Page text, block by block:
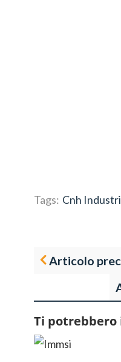
Tags: Cnh
Articolo
Ti potrebbero